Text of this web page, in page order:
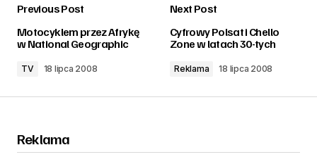
Previous Post
Motocyklem przez Afrykę
w National Geographic
TV 18 lipca 2008
Next Post
Cyfrowy Polsat i Chello
Zone w latach 30-tych
Reklama 18 lipca 2008
Reklama